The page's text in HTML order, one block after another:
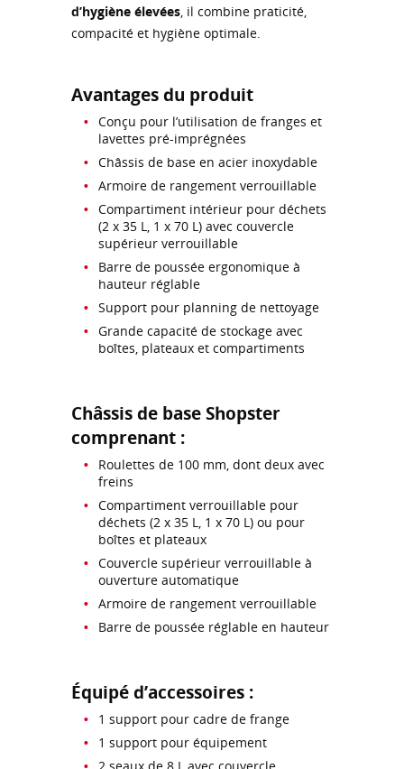
d’hygiène élevées, il combine praticité,
compacité et hygiène optimale.
Avantages du produit
Conçu pour l’utilisation de franges et
lavettes pré-imprégnées
Châssis de base en acier inoxydable
Armoire de rangement verrouillable
Compartiment intérieur pour déchets
(2 x 35 L, 1 x 70 L) avec couvercle
supérieur verrouillable
Barre de poussée ergonomique à
hauteur réglable
Support pour planning de nettoyage
Grande capacité de stockage avec
boîtes, plateaux et compartiments
Châssis de base Shopster
comprenant :
Roulettes de 100 mm, dont deux avec
freins
Compartiment verrouillable pour
déchets (2 x 35 L, 1 x 70 L) ou pour
boîtes et plateaux
Couvercle supérieur verrouillable à
ouverture automatique
Armoire de rangement verrouillable
Barre de poussée réglable en hauteur
Équipé d’accessoires :
1 support pour cadre de frange
1 support pour équipement